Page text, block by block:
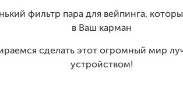
фильтр пара для вейпинга,
в Ваш карман
сделать этот огромный мир
устройством!